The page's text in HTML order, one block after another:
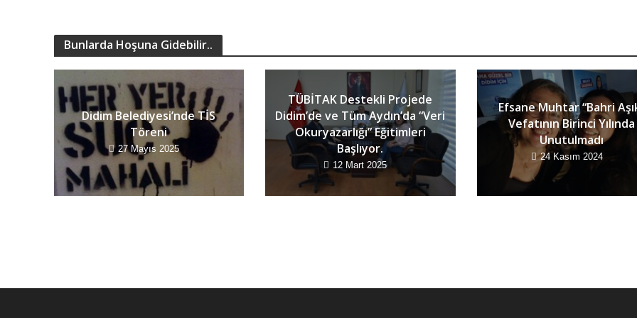
Bunlarda Hoşuna Gidebilir..
Didim Belediyesi’nde TİS
Töreni
27 Mayıs 2025
TÜBİTAK Destekli Projede
Didim’de ve Tüm Aydın’da “Veri
Okuryazarlığı” Eğitimleri
Başlıyor.
12 Mart 2025
Efsane Muhtar “Bahri
Vefatının Birinci Yılında
Unutulmadı
24 Kasım 2024